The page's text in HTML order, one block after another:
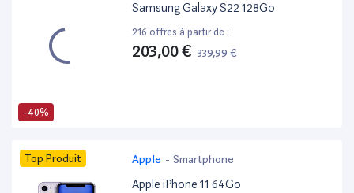
-40%
Samsung Galaxy S22 128Go
216 offres à partir de :
203,00 € 339,99 €
Top Produit Apple - Smartphone
Apple iPhone 11 64Go